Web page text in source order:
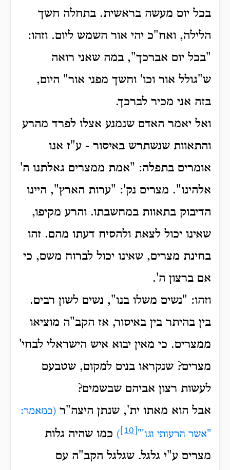
בכל יום מעשה בראשית. בתחלה חשך
הלילה, ואח"כ יהי אור השמש ליום. וזהו:
"בכל יום אברכך", במה שאני רואה
ש"גולל אור וכו' וחשך מפני אור" היום,
בזה אני מכיר לברכך.
ואל יאמר האדם שנמנע אצלו לפרד מהרע
והתאוות שנשתרש באיסור - ע"ז אנו
אומרים בתפלה: "אמת ממצרים גאלתנו ה'
אלהינו". מצרים נק': "ערות הארץ", היינו
הדיבוק בתאוות במחשבתו. והרע מקיפו,
שאינו יכול לצאת ולהסיח דעתו מהם. זהו
בחינת מצרים, שאינו יכול לברוח משם, כי
אם ברצון ה'.
וזהו: "נשים משלו בנו", נשים לשון רבים.
בין בהיתר בין באיסור, אז הקב"ה מוציאו
ממצרים. כי מאין יבוא איש הישראלי לבחי'
מצרים? שנקראו בנים למקום, שטבעם
לעשות רצון אביהם שבשמים?
אבל הוא מאתו ית', שנתן היצה"ר (כמאמר:
"אשר הרעותי וגו'" ) כמו שהיה גלות
מצרים ע"י גלגל. שגלגל הקב"ה עם